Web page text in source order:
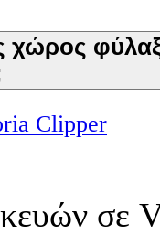
χώρος
Clipper
σε